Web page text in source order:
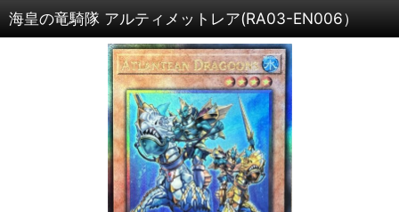
海皇の竜騎隊 アルティメットレア(RA03-EN006）